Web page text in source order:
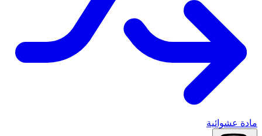
مادة عشوائية